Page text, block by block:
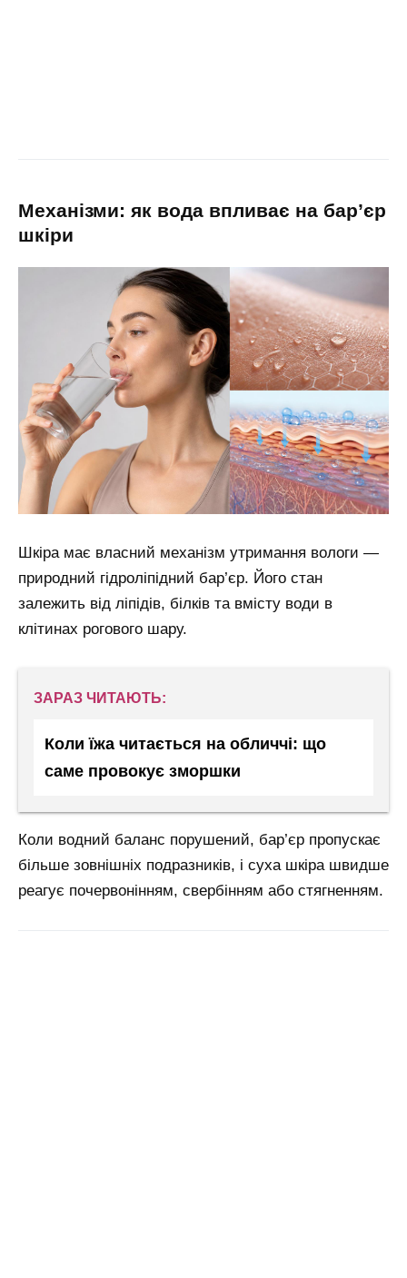
механізми: як вода впливає на бар’єр
шкіри
Шкіра має власний механізм утримання вологи —
природний гідроліпідний бар’єр. Його стан
залежить від ліпідів, білків та вмісту води в
клітинах рогового шару.
ЗАРАЗ ЧИТАЮТЬ:
Коли їжа читається на обличчі: що
саме провокує зморшки
Коли водний баланс порушений, бар’єр пропускає
більше зовнішніх подразників, і суха шкіра швидше
реагує почервонінням, свербінням або стягненням.